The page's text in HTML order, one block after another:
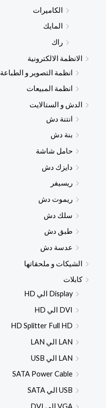
الكاميرات
المايك
راك
الانظمة الالكترونية
انظمة التصوير و الطباعة
انظمة المبيعات
الدش و الستالايت
انتنة دش
بنة دش
حامل شاشة
دايزك دش
ريسيفر
ريموت دش
سلك دش
طبق دش
عدسة دش
الشيكات و ملحقاتها
كابلات
Display الي HD
DVI الي HD
HD Splitter Full HD
LAN الي LAN
LAN الي USB
SATA Power Cable
USB الي SATA
VGA الي DVI